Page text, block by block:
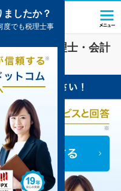
島県)の税理士・会計
したか？
度でも税理士事